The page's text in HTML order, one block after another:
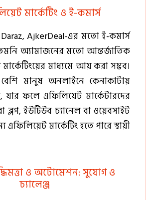
মার্কেটিং ও ই-কমার্স
Daraz, AjkerDeal-এর মতো ই-কমার্স
অ্যামাজনের মতো আন্তর্জাতিক
মাধ্যমে আয় করা সম্ভব।
মানুষ অনলাইনে কেনাকাটায়
যার ফলে এফিলিয়েট মার্কেটারদের
ব্লগ, ইউটিউব চ্যানেল বা ওয়েবসাইট
মার্কেটিং হতে পারে স্থায়ী
ও অটোমেশন: সুযোগ ও
চ্যালেঞ্জ